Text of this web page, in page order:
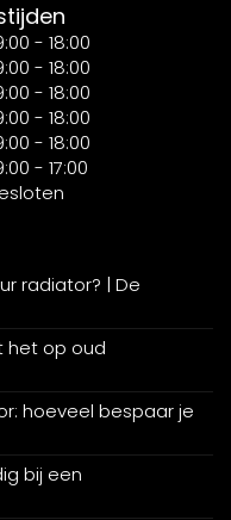
- 18:00
- 18:00
- 18:00
- 18:00
- 18:00
- 17:00
radiator? | De
het op oud
hoeveel bespaar je
bij een